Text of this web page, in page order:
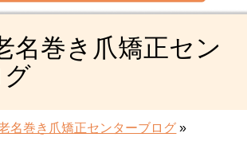
名巻き爪矯正セン
グ
名巻き爪矯正センターブログ »